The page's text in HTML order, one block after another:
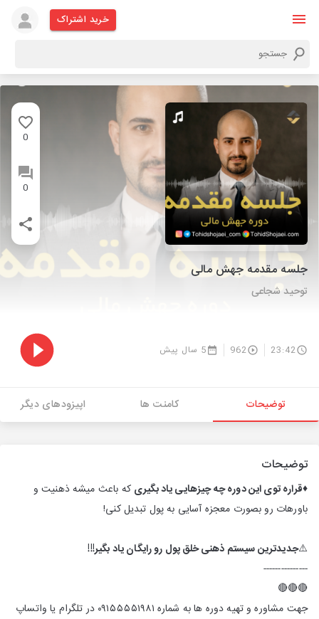
خرید اشتراک
0
0
جلسه مقدمه جهش مالی
توحید شجاعی
23:42
962 5 سال پیش
توضیحات کامنت ها اپیزودهای دیگر
توضیحات
♦️قراره توی این دوره چه چیزهایی یاد بگیری که باعث میشه ذهنیت و
باورهات رو بصورت معجزه آسایی به پول تبدیل کنی!
⚠️جدیدترین سیستم ذهنی خلق پول رو رایگان یاد بگیر!!!
---------------
🔴🔴🔴
جهت مشاوره و تهیه دوره ها به شماره ۰۹۱۵۵۵۵۱۹۸۱ در تلگرام یا واتساپ